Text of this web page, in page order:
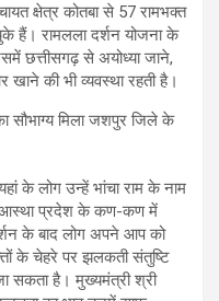
क्षेत्र कोतबा से 57 रामभक्त
हैं। रामलला दर्शन योजना के
छत्तीसगढ़ से अयोध्या जाने,
खाने की भी व्यवस्था रहती है।
के लोग उन्हें भांचा राम के नाम
आस्था प्रदेश के कण-कण में
के बाद लोग अपने आप को
के चेहरे पर झलकती संतुष्टि
सकता है। मुख्यमंत्री श्री